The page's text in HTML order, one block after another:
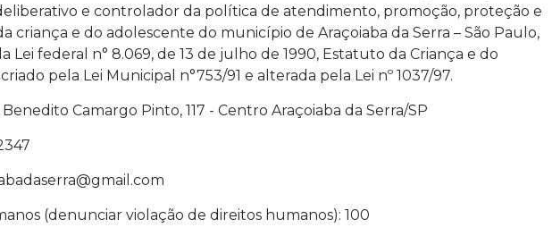
e controlador da política de atendimento, promoção, proteção e
criança e do adolescente do município de Araçoiaba da Serra – São Paulo,
Lei federal n° 8.069, de 13 de julho de 1990, Estatuto da Criança e do
pela Lei Municipal n°753/91 e alterada pela Lei nº 1037/97.
Camargo Pinto, 117 - Centro Araçoiaba da Serra/SP
(denunciar violação de direitos humanos): 100